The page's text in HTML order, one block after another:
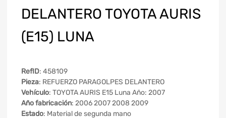
DELANTERO TOYOTA AURIS
(E15) LUNA
RefID: 458109
Pieza: REFUERZO PARAGOLPES DELANTERO
Vehículo: TOYOTA AURIS E15 Luna Año: 2007
Año fabricación: 2006 2007 2008 2009
Estado: Material de segunda mano